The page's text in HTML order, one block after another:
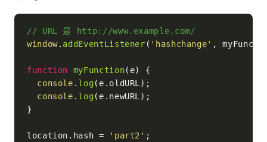
// URL 是 http://www.example.com/
window. addEventListener ( 'hashchange' ,
function myFunction( e) {
console . log(e. oldURL );
console . log(e. newURL );
}
location. hash = 'part2'